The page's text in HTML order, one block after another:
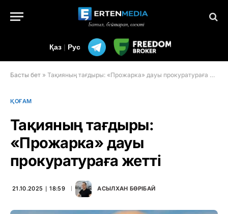
Қаз | Рус
Басты бет » Тақияның тағдыры: «Прожарка» дауы прокуратураға жетті
ҚОҒАМ
Тақияның тағдыры:
«Прожарка» дауы
прокуратураға жетті
21.10.2025 ∣ 18:59 АСЫЛХАН БӨРІБАЙ